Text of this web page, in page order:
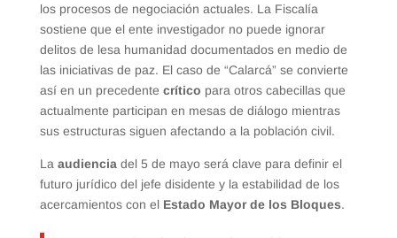
los procesos de negociación actuales. La Fiscalía
sostiene que el ente investigador no puede ignorar
delitos de lesa humanidad documentados en medio de
las iniciativas de paz. El caso de “Calarcá” se convierte
así en un precedente crítico para otros cabecillas que
actualmente participan en mesas de diálogo mientras
sus estructuras siguen afectando a la población civil.
La audiencia del 5 de mayo será clave para definir el
futuro jurídico del jefe disidente y la estabilidad de los
acercamientos con el Estado Mayor de los Bloques.